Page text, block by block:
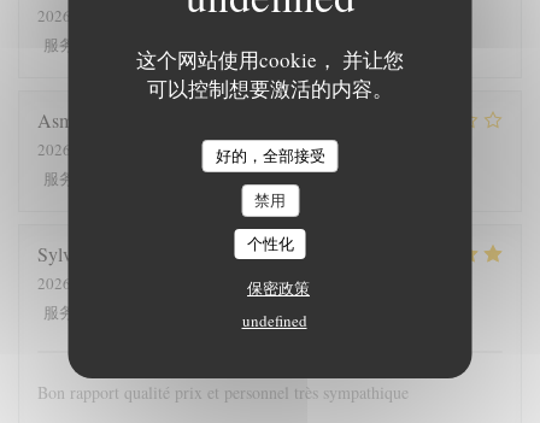
这个网站使用cookie， 并让您
可以控制想要激活的内容。
好的，全部接受
禁用
个性化
保密政策
undefined
2026-07-25
- 12:00 - 来宾 6
服务
:
Asmaa
2026-07-23
- 12:30 - 来宾 2
服务
菜单:3/5 质价比:5/5
Sylvain
2026-07-22
服务
质价比:
Bon rapport qualité prix et personnel très sympathique